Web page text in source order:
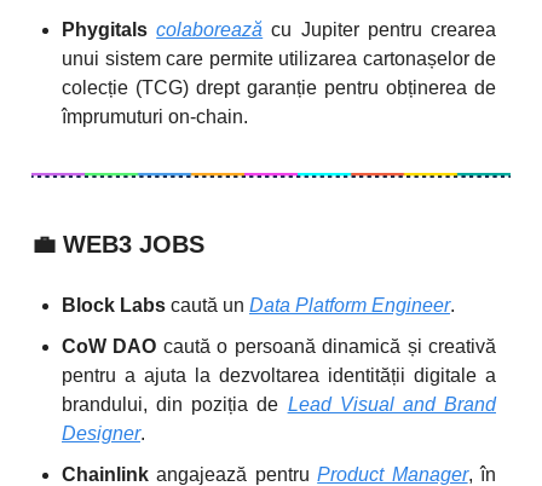
Phygitalscolaborează cu Jupiter pentru crearea
unui sistem care permite utilizarea cartonașelor de
colecție (TCG) drept garanție pentru obținerea de
împrumuturi on-chain.
💼 WEB3 JOBS
Block Labs caută un Data Platform Engineer.
CoW DAO caută o persoană dinamică și creativă
pentru a ajuta la dezvoltarea identității digitale a
brandului, din poziția de Lead Visual and Brand
Designer.
Chainlink angajează pentruProduct Manager, în